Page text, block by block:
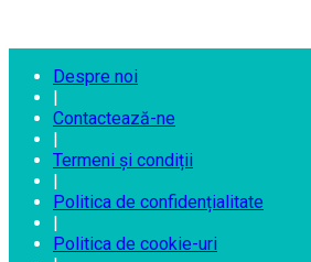
Despre noi
Contactează-ne
Termeni și condiții
Politica de confidențialitate
Politica de cookie-uri